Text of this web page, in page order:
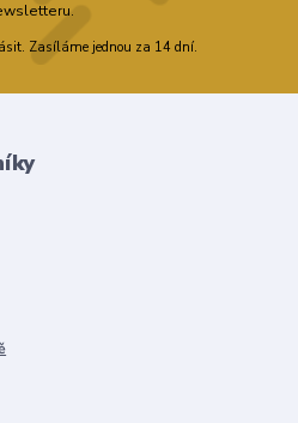
Zasíláme jednou za 14 dní.